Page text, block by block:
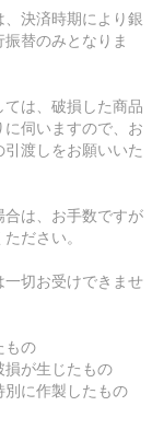
、決済時期により銀
替のみとなりま
は、破損した商品
伺いますので、お
渡しをお願いいた
は、お手数ですが
ださい。
切お受けできませ
もの
損が生じたもの
別に作製したもの